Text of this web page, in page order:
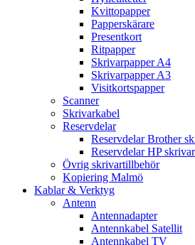
Kvittopapper
Papperskärare
Presentkort
Ritpapper
Skrivarpapper A4
Skrivarpapper A3
Visitkortspapper
Scanner
Skrivarkabel
Reservdelar
Reservdelar Brother
Reservdelar HP
Övrig skrivartillbehör
Kopiering Malmö
Kablar & Verktyg
Antenn
Antennadapter
Antennkabel Satellit
Antennkabel TV